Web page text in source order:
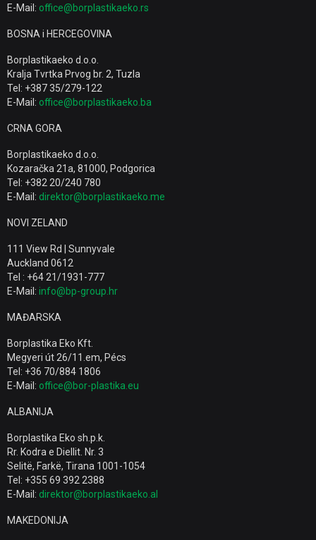
E-Mail: office@borplastikaeko.rs
BOSNA i HERCEGOVINA
Borplastikaeko d.o.o.
Kralja Tvrtka Prvog br. 2, Tuzla
Tel: +387 35/279-122
E-Mail: office@borplastikaeko.ba
CRNA GORA
Borplastikaeko d.o.o.
Kozaračka 21a, 81000, Podgorica
Tel: +382 20/240 780
E-Mail: direktor@borplastikaeko.me
NOVI ZELAND
111 View Rd | Sunnyvale
Auckland 0612
Tel : +64 21/1931-777
E-Mail: info@bp-group.hr
MAĐARSKA
Borplastika Eko Kft.
Megyeri út 26/11.em, Pécs
Tel: +36 70/884 1806
E-Mail: office@bor-plastika.eu
ALBANIJA
Borplastika Eko sh.p.k.
Rr. Kodra e Diellit. Nr. 3
Selitë, Farkë, Tirana 1001-1054
Tel: +355 69 392 2388
E-Mail: direktor@borplastikaeko.al
MAKEDONIJA